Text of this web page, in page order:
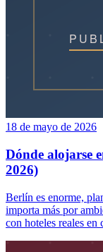
18 de mayo de 2026
Dónde alojarse
2026)
Berlín es enorme,
importa más por
con hoteles reales en